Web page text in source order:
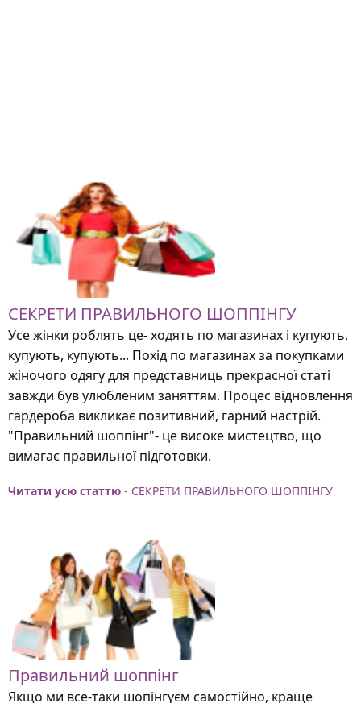
СЕКРЕТИ ПРАВИЛЬНОГО ШОППІНГУ
Усе жінки роблять це- ходять по магазинах і купують,
купують, купують... Похід по магазинах за покупками
жіночого одягу для представниць прекрасної статі
завжди був улюбленим заняттям. Процес відновлення
гардероба викликає позитивний, гарний настрій.
"Правильний шоппінг"- це високе мистецтво, що
вимагає правильної підготовки.
Читати усю статтю - СЕКРЕТИ ПРАВИЛЬНОГО ШОППІНГУ
Правильний шоппінг
Якщо ми все-таки шопінгуєм самостійно, краще